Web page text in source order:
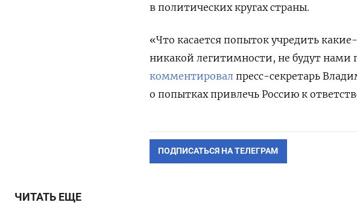
в политических кругах страны.
«Что касается попыток учредить
никакой легитимности, не будут
комментировал пресс-секретарь
о попытках привлечь Россию к
ПОДПИСАТЬСЯ НА ТЕЛЕГРАМ
ЧИТАТЬ ЕЩЕ